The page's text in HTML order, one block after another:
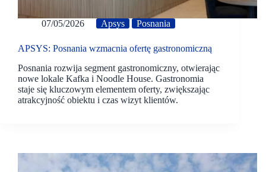
07/05/2026 Apsys Posnania
APSYS: Posnania wzmacnia ofertę gastronomiczną
Posnania rozwija segment gastronomiczny, otwierając
nowe lokale Kafka i Noodle House. Gastronomia
staje się kluczowym elementem oferty, zwiększając
atrakcyjność obiektu i czas wizyt klientów.